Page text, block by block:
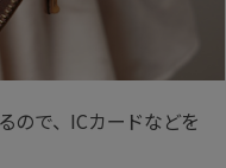
ので、ICカードなどを